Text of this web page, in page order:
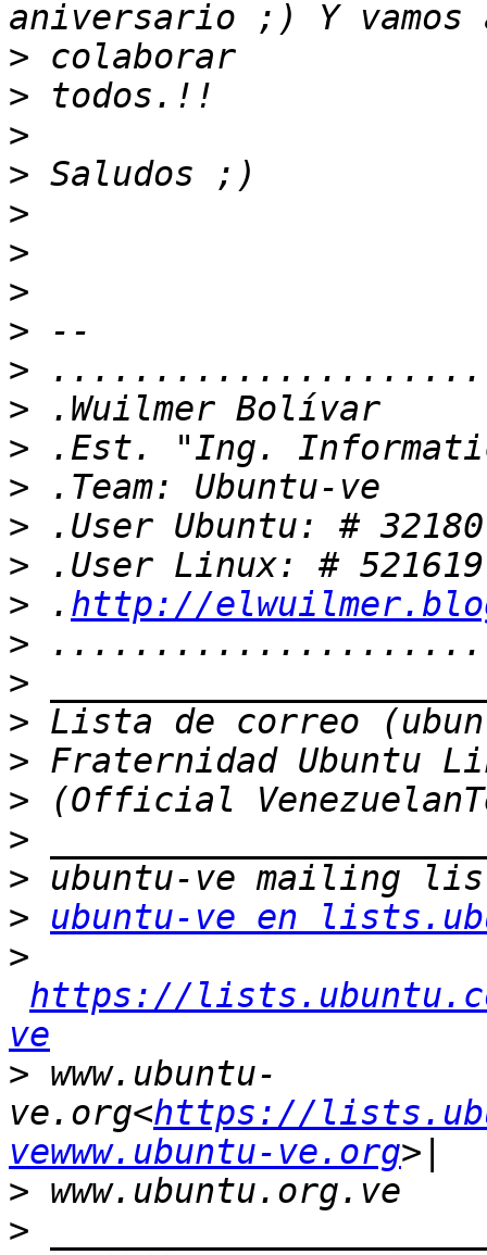
>
>
>
>
>
>
>
>
>
>
>
>
>
>
> . http://
>
>
>
>
>
>
>
>
ubuntu-ve en
>
https://
ve
> www.ubuntu-
ve.org<https://
vewww.ubuntu-ve.org
>
>